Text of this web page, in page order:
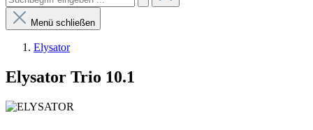
Menü schließen
Elysator
Elysator Trio 10.1